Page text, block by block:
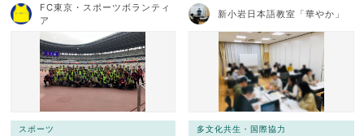
FC東京・スポーツボランティ
ア
スポーツ
新小岩日本語教室「華やか」
多文化共生・国際協力